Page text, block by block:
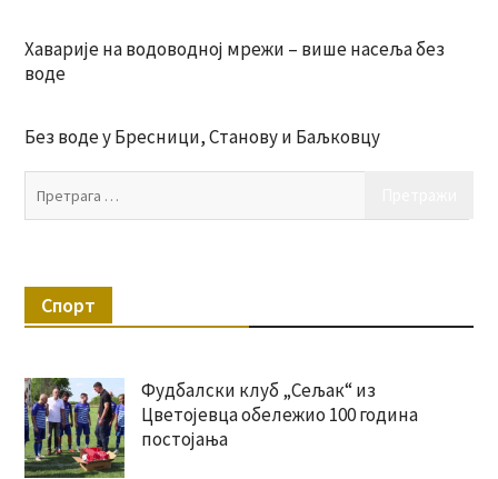
Хаварије на водоводној мрежи – више насеља без
воде
Без воде у Бресници, Станову и Баљковцу
Спорт
Фудбалски клуб „Сељак“ из
Цветојевца обележио 100 година
постојања